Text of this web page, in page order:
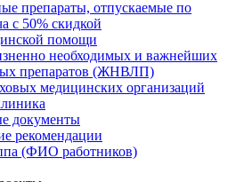
препараты, отпускаемые по
с 50% скидкой
помощи
необходимых и важнейших
препаратов (ЖНВЛП)
медицинских организаций
документы
рекомендации
(ФИО работников)